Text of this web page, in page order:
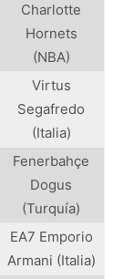
Charlotte
Hornets
(NBA)
Virtus
Segafredo
(Italia)
Fenerbahçe
Dogus
(Turquía)
EA7 Emporio
Armani (Italia)